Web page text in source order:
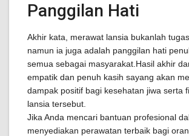
Panggilan Hati
Akhir kata, merawat lansia bukanlah
namun ia juga adalah panggilan hati
semua sebagai masyarakat.Hasil akhir
empatik dan penuh kasih sayang akan
dampak positif bagi kesehatan jiwa serta
lansia tersebut.
Jika Anda mencari bantuan profesional
menyediakan perawatan terbaik bagi